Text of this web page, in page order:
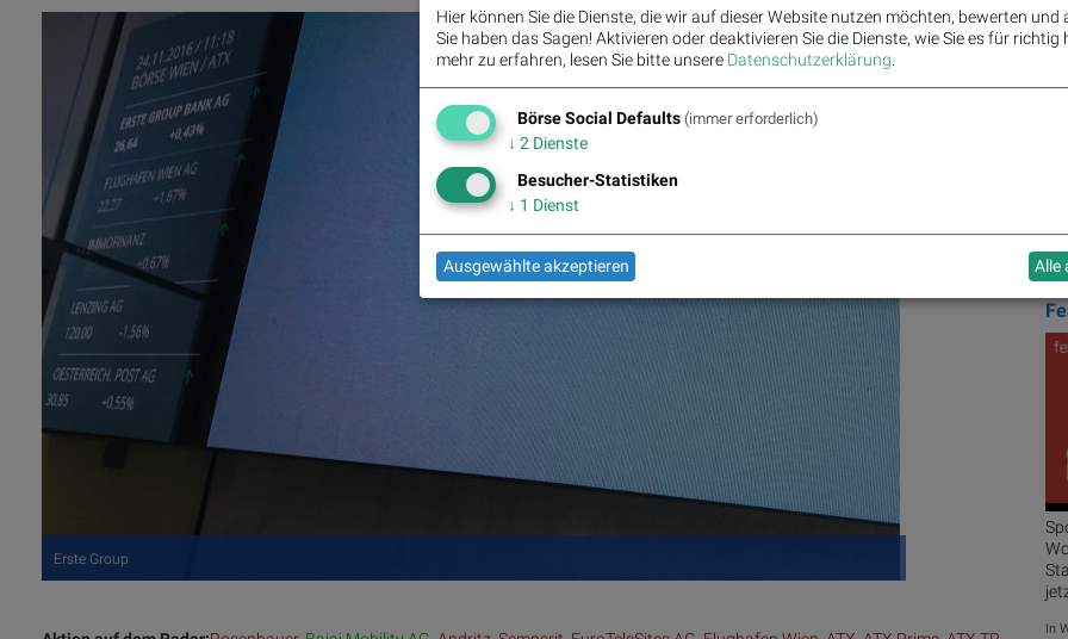
Erste Group
In
in
In
Hier können Sie die Dienste, die wir auf dieser Website nutzen möchten, bewerten und
Sie haben das Sagen! Aktivieren oder deaktivieren Sie die Dienste, wie Sie es für richtig
mehr zu erfahren, lesen Sie bitte unsere Datenschutzerklärung
Börse Social Defaults (immer erforderlich)
↓ 2 Dienste
Besucher-Statistiken
↓ 1 Dienst
Ausgewählte akzeptieren Alle